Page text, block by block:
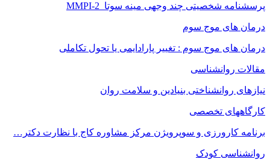
پرسشنامه شخصیتی چند وجهی مینه سوتا MMPI-2
درمان های موج سوم
درمان های موج سوم : تغییر پارادایمی یا تحول تکاملی
مقالات روانشناسی
نیازهای روانشناختی بنیادین و سلامت روان
کارگاههای تخصصی
برنامه کارورزی و سوپرویژن مرکز مشاوره کاج با نظارت دکتر…
روانشناسی کودک